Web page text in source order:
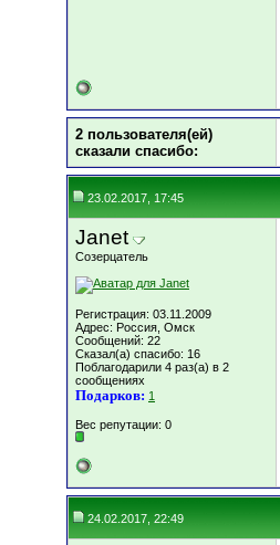
2 пользователя(ей)
сказали cпасибо:
23.02.2017, 17:45
Janet
Созерцатель
Регистрация: 03.11.2009
Адрес: Россия, Омск
Сообщений: 22
Сказал(а) спасибо: 16
Поблагодарили 4 раз(а) в 2
сообщениях
Подарков: 1
Вес репутации: 0
24.02.2017, 22:49